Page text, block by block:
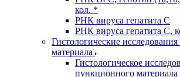
кол. *
РНК вируса гепатита C
РНК вируса гепатита C,
Гистологические
материала
Гистологическое
пункционного